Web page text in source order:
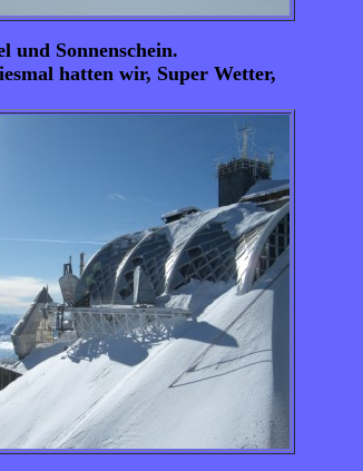
und Sonnenschein.
hatten wir, Super Wetter,